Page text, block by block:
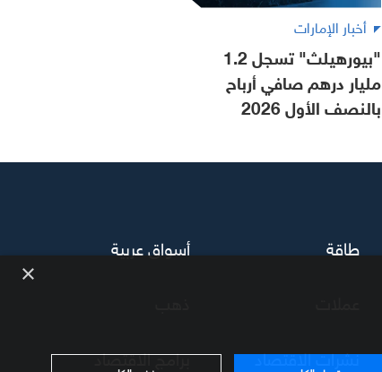
أخبار الإمارات
"بيورهيلث" تسجل 1.2
مليار درهم صافي أرباح
بالنصف الأول 2026
طاقة
أسواق عربية
نشرات الاقتصاد برامج الاقتصاد
×